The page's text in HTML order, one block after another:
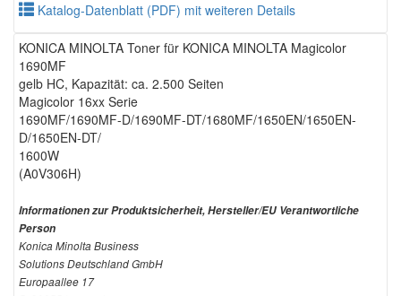
Katalog-Datenblatt (PDF) mit weiteren Details
KONICA MINOLTA Toner für KONICA MINOLTA Magicolor
1690MF
gelb HC, Kapazität: ca. 2.500 Seiten
Magicolor 16xx Serie
1690MF/1690MF-D/1690MF-DT/1680MF/1650EN/1650EN-
D/1650EN-DT/
1600W
(A0V306H)
Informationen zur Produktsicherheit, Hersteller/EU Verantwortliche
Person
Konica Minolta Business
Solutions Deutschland GmbH
Europaallee 17